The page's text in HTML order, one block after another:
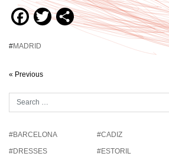
Facebook
TwitterCompartir
#MADRID
« Previous
#BARCELONA #CADIZ
#DRESSES
#ESTORIL